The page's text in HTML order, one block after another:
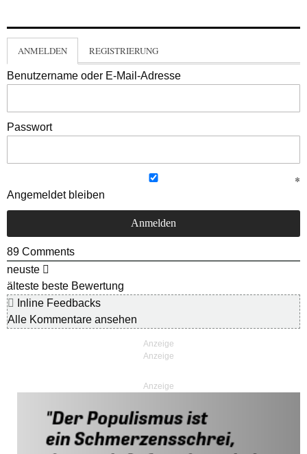
ANMELDEN REGISTRIERUNG
Benutzername oder E-Mail-Adresse
Passwort
Angemeldet bleiben
89 Comments
neuste
älteste beste Bewertung
Inline Feedbacks
Alle Kommentare ansehen
Anzeige